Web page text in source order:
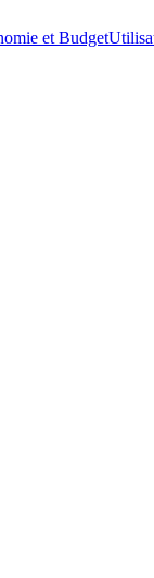
et Budget